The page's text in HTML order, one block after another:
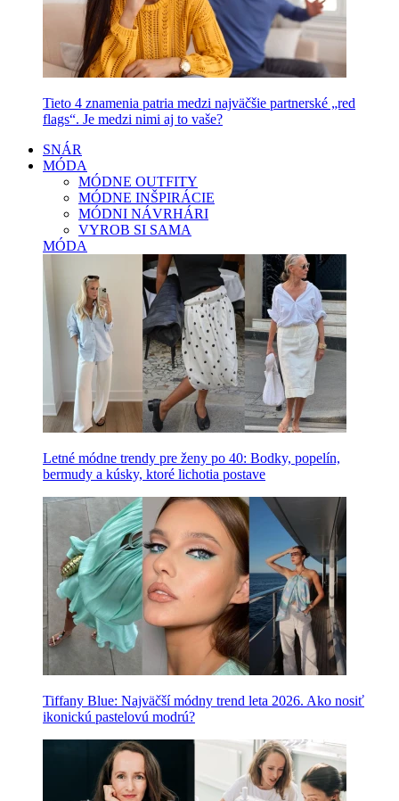
Tieto 4 znamenia patria medzi najväčšie partnerské „red
flags“. Je medzi nimi aj to vaše?
SNÁR
MÓDA
MÓDNE OUTFITY
MÓDNE INŠPIRÁCIE
MÓDNI NÁVRHÁRI
VYROB SI SAMA
MÓDA
Letné módne trendy pre ženy po 40: Bodky, popelín,
bermudy a kúsky, ktoré lichotia postave
Tiffany Blue: Najväčší módny trend leta 2026. Ako nosiť
ikonickú pastelovú modrú?